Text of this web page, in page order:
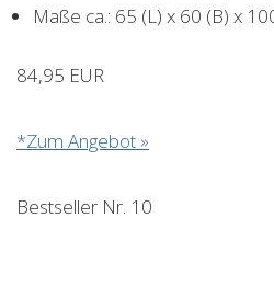
Maße ca.: 65 (L) x 60 (B) x
84,95 EUR
*Zum Angebot »
Bestseller Nr. 10